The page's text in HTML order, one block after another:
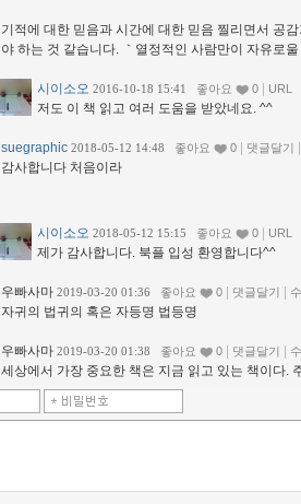
기적에 대한 믿음과 시간에 대한 믿음 찔리면서 공
야 하는 것 같습니다. ｀열정적인 사람만이 자유로
시이소오 2016-10-18 15:41 좋아요 0 URL
저도 이 책 읽고 여러 도움을 받았네요. ^^
suegraphic 2018-05-12 14:48 좋아요 0 댓글달기
감사합니다 처음이라
시이소오 2018-05-12 15:15 좋아요 0 URL
제가 감사합니다. 북플 입성 환영합니다^^
우빠사마 2019-03-20 01:36 좋아요 0 댓글달기
자귀의 법귀의 혹은 자등명 법등명
우빠사마 2019-03-20 01:38 좋아요 0 댓글달기
세상에서 가장 중요한 책은 지금 읽고 있는 책이다.